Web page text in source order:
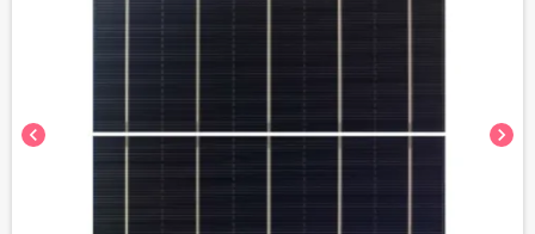
chevron_left chevron_right